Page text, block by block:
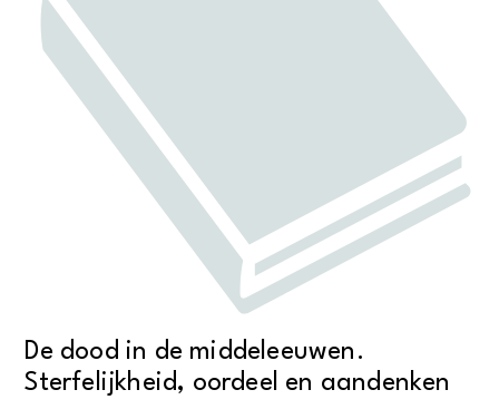
De dood in de middeleeuwen.
Sterfelijkheid, oordeel en aandenken